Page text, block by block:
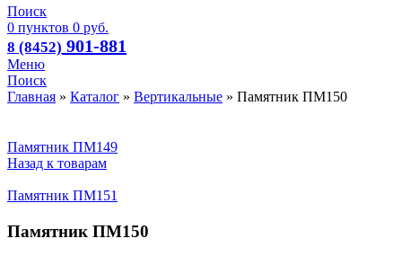
Поиск
0 пунктов 0 руб.
8 (8452) 901-881
Меню
Поиск
Главная » Каталог » Вертикальные » Памятник ПМ150
Памятник ПМ149
Назад к товарам
Памятник ПМ151
Памятник ПМ150